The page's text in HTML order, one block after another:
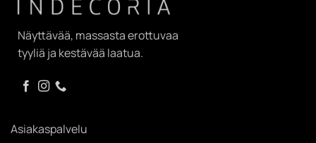
Näyttävää, massasta erottuvaa
tyyliä ja kestävää laatua.
Asiakaspalvelu